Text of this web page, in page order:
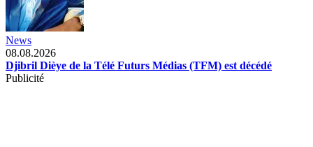
News
08.08.2026
Djibril Dièye de la Télé Futurs Médias (TFM) est décédé
Publicité